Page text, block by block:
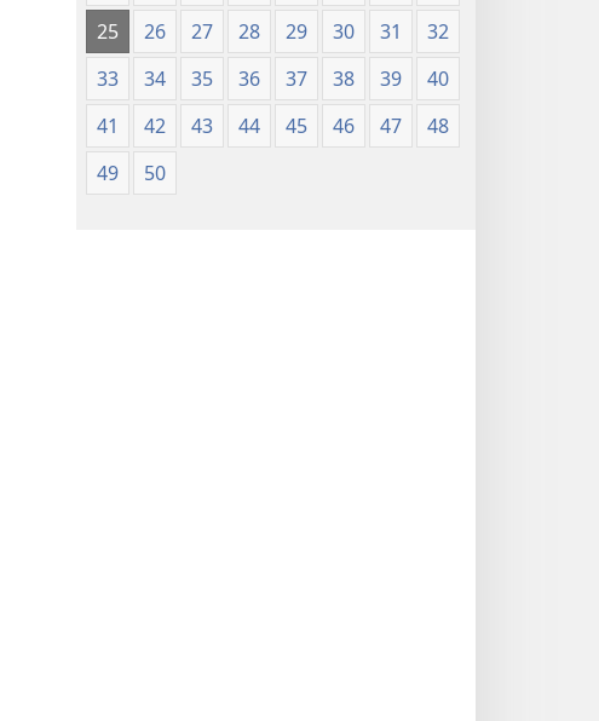
25
26 27 28 29 30 31
32
33
34 35 36 37 38 39
40
41
42 43 44 45 46 47
48
49
50